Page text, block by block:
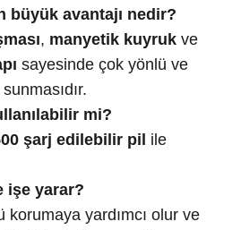
büyük avantajı nedir?
, manyetik kuyrukve
sayesinde çok yönlü ve
mi?
şarj edilebilir pil
ile
işe yarar?
korumaya yardımcı olur ve